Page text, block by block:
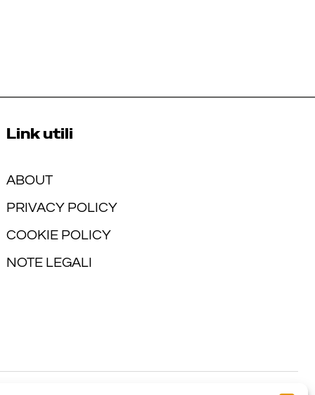
Link utili
ABOUT
PRIVACY POLICY
COOKIE POLICY
NOTE LEGALI